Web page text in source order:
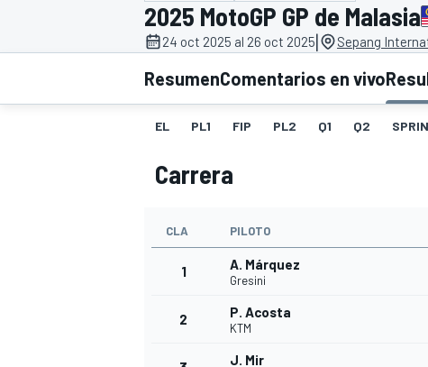
INDYCAR
2025 MotoGP GP de Malasia
24 oct 2025 al 26 oct 2025| Sepang
ResumenComentarios en vivo
EL PL1 FIP PL2 Q1 Q2
Carrera
CLA PILOTO
1 A. Márquez
Gresini
2 P. Acosta
KTM
J. Mir